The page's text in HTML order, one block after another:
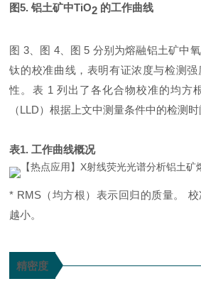
图5. 铝土矿中TiO2 的工作曲线
图 3、图 4、图 5 分别为熔融铝土矿中
钛的校准曲线，表明有证浓度与检测
性。表 1 列出了各化合物校准的均方
（LLD）根据上文中测量条件中的检测时
表1. 工作曲线概况
* RMS（均方根）表示回归的质量。
越小。
精密度